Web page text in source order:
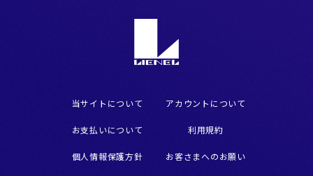
当サイトについて アカウントについて
お支払いについて 利用規約
個人情報保護方針 お客さまへのお願い